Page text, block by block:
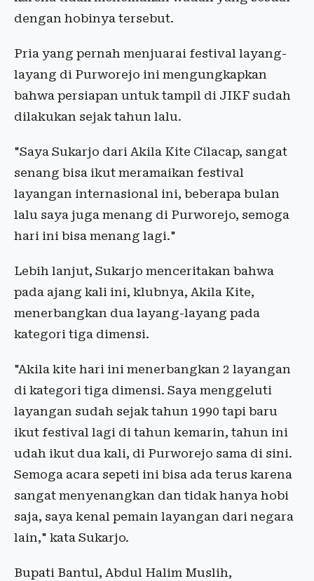
dengan hobinya tersebut.
Pria yang pernah menjuarai festival layang-
layang di Purworejo ini mengungkapkan
bahwa persiapan untuk tampil di JIKF sudah
dilakukan sejak tahun lalu.
"Saya Sukarjo dari Akila Kite Cilacap, sangat
senang bisa ikut meramaikan festival
layangan internasional ini, beberapa bulan
lalu saya juga menang di Purworejo, semoga
hari ini bisa menang lagi."
Lebih lanjut, Sukarjo menceritakan bahwa
pada ajang kali ini, klubnya, Akila Kite,
menerbangkan dua layang-layang pada
kategori tiga dimensi.
"Akila kite hari ini menerbangkan 2 layangan
di kategori tiga dimensi. Saya menggeluti
layangan sudah sejak tahun 1990 tapi baru
ikut festival lagi di tahun kemarin, tahun ini
udah ikut dua kali, di Purworejo sama di sini.
Semoga acara sepeti ini bisa ada terus karena
sangat menyenangkan dan tidak hanya hobi
saja, saya kenal pemain layangan dari negara
lain," kata Sukarjo.
Bupati Bantul, Abdul Halim Muslih,